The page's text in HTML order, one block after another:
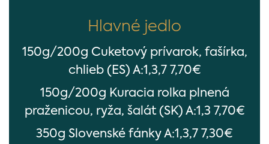
Hlavné jedlo
150g/200g Cuketový prívarok, fašírka,
chlieb (ES) A:1,3,7 7,70€
150g/200g Kuracia rolka plnená
praženicou, ryža, šalát (SK) A:1,3 7,70€
350g Slovenské fánky A:1,3,7 7,30€